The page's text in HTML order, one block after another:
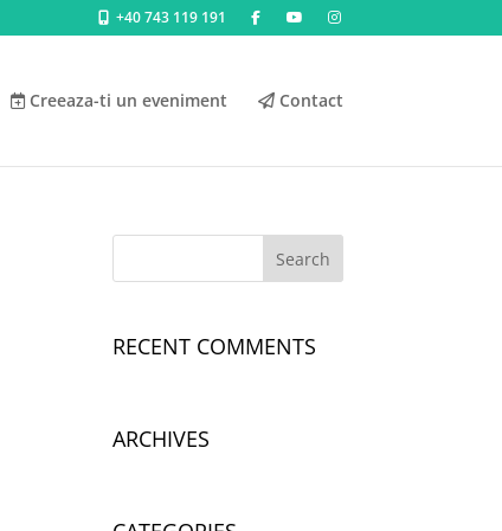
+40 743 119 191
Creeaza-ti un eveniment Contact
RECENT COMMENTS
ARCHIVES